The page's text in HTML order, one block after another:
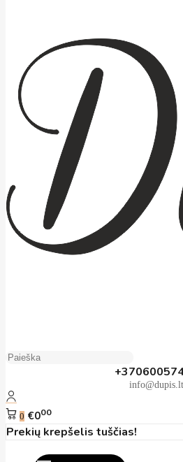
info@dupis.lt
0 €000
Prekių krepšelis tuščias!